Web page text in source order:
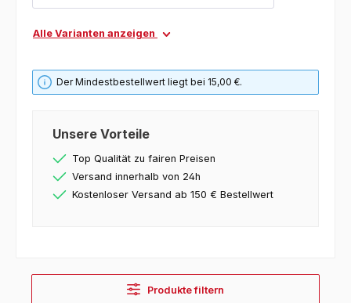
Alle Varianten anzeigen
Der Mindestbestellwert liegt bei 15,00 €.
Unsere Vorteile
Top Qualität zu fairen Preisen
Versand innerhalb von 24h
Kostenloser Versand ab 150 € Bestellwert
Produkte filtern